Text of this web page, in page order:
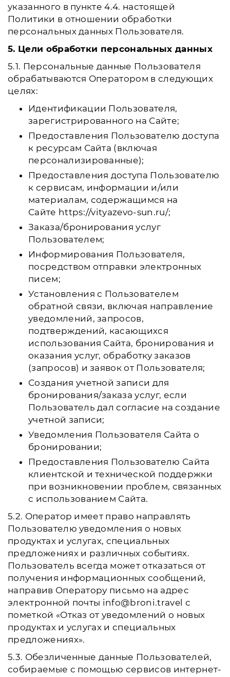
указанного в пункте 4.4. настоящей
Политики в отношении обработки
персональных данных Пользователя.
5. Цели обработки персональных данных
5.1. Персональные данные Пользователя
обрабатываются Оператором в следующих
целях:
Идентификации Пользователя,
зарегистрированного на Сайте;
Предоставления Пользователю доступа
к ресурсам Сайта (включая
персонализированные);
Предоставления доступа Пользователю
к сервисам, информации и/или
материалам, содержащимся на
Сайте https://vityazevo-sun.ru/;
Заказа/бронирования услуг
Пользователем;
Информирования Пользователя,
посредством отправки электронных
писем;
Установления с Пользователем
обратной связи, включая направление
уведомлений, запросов,
подтверждений, касающихся
использования Сайта, бронирования и
оказания услуг, обработку заказов
(запросов) и заявок от Пользователя;
Создания учетной записи для
бронирования/заказа услуг, если
Пользователь дал согласие на создание
учетной записи;
Уведомления Пользователя Сайта о
бронировании;
Предоставления Пользователю Сайта
клиентской и технической поддержки
при возникновении проблем, связанных
с использованием Сайта.
5.2. Оператор имеет право направлять
Пользователю уведомления о новых
продуктах и услугах, специальных
предложениях и различных событиях.
Пользователь всегда может отказаться от
получения информационных сообщений,
направив Оператору письмо на адрес
электронной почты info@broni.travel с
пометкой «Отказ от уведомлений о новых
продуктах и услугах и специальных
предложениях».
5.3. Обезличенные данные Пользователей,
собираемые с помощью сервисов интернет-